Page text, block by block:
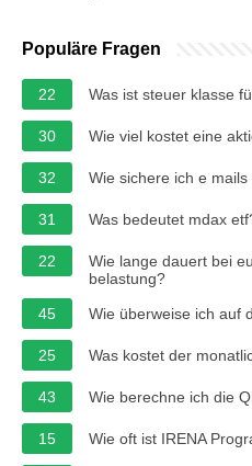
Populäre Fragen
22 Was ist steuer klasse
30 Wie viel kostet eine
32 Wie sichere ich e
31 Was bedeutet mdax
22
Wie lange dauert bei
belastung?
45
Wie überweise ich auf
25 Was kostet der
43 Wie berechne ich die
15 Wie oft ist IRENA